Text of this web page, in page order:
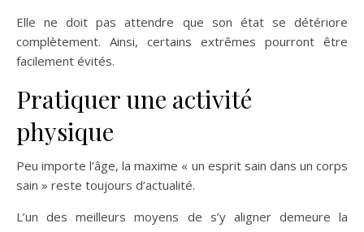
Elle ne doit pas attendre que son état se détériore
complètement. Ainsi, certains extrêmes pourront être
facilement évités.
Pratiquer une activité
physique
Peu importe l’âge, la maxime « un esprit sain dans un corps
sain » reste toujours d’actualité.
L’un des meilleurs moyens de s’y aligner demeure la